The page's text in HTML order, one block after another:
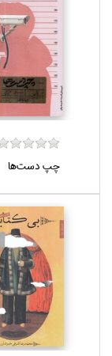
چپ دست‌ها